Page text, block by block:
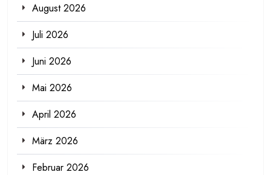
August 2026
Juli 2026
Juni 2026
Mai 2026
April 2026
März 2026
Februar 2026